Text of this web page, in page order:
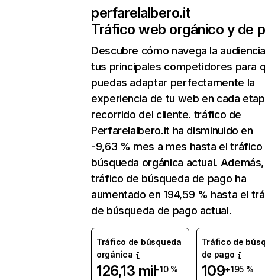
perfarelalbero.it
Tráfico web orgánico y de
Descubre cómo navega la
tus principales competidores para
puedas adaptar perfectamente la
experiencia de tu web en cada
recorrido del cliente. tráfico de
Perfarelalbero.it ha disminuido en
-9,63 % mes a mes hasta el tráfico
búsqueda orgánica actual.
tráfico de búsqueda de pago ha
aumentado en 194,59 % hasta el
de búsqueda de pago actual.
Tráfico de búsqueda
orgánica
126,13 mil-10 %
Tráfico de
de pago
109+195 %